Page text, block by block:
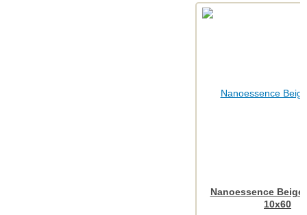
Nanoessence Beige
10x60